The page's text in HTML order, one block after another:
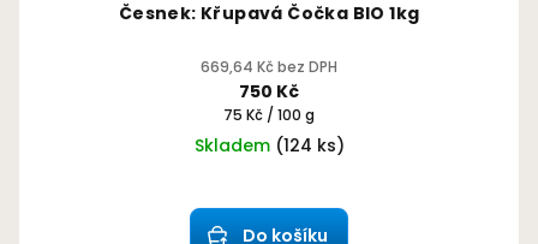
Česnek: Křupavá Čočka BIO 1kg
669,64 Kč bez DPH
750 Kč
Měrná
cena:
75 Kč / 100 g
Skladem (124 ks)
hodnocení
produktu
Do košíku